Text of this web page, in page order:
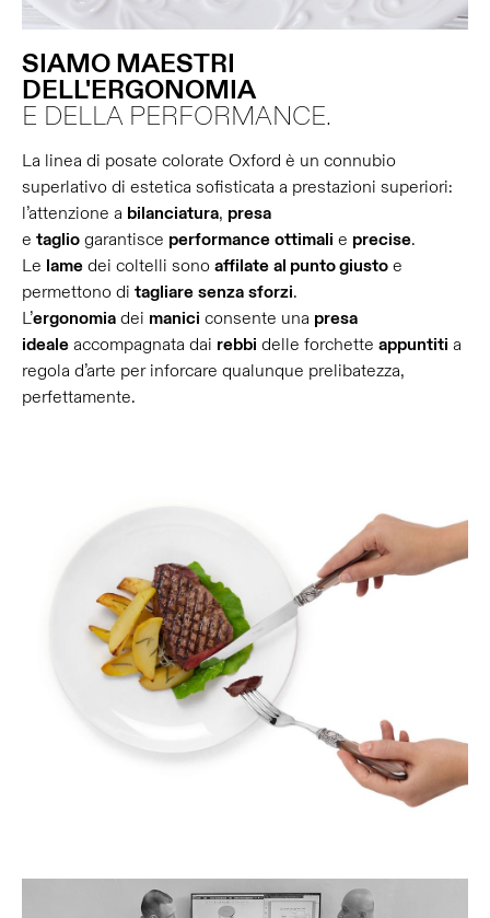
SIAMO MAESTRI
DELL'ERGONOMIA
E DELLA PERFORMANCE.
La linea di posate colorate Oxford è un connubio
superlativo di estetica sofisticata a prestazioni superiori:
l’attenzione a bilanciatura, presa
e taglio garantisce performance ottimali e precise.
Le lame dei coltelli sono affilate al punto giusto e
permettono di tagliare senza sforzi.
L’ergonomia dei manici consente una presa
ideale accompagnata dai rebbi delle forchette appuntiti a
regola d’arte per inforcare qualunque prelibatezza,
perfettamente.